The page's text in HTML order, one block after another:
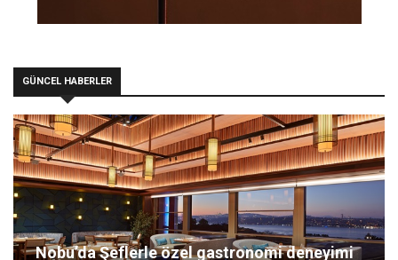
GÜNCEL HABERLER
Nobu’da Şeflerle özel gastronomi deneyimi